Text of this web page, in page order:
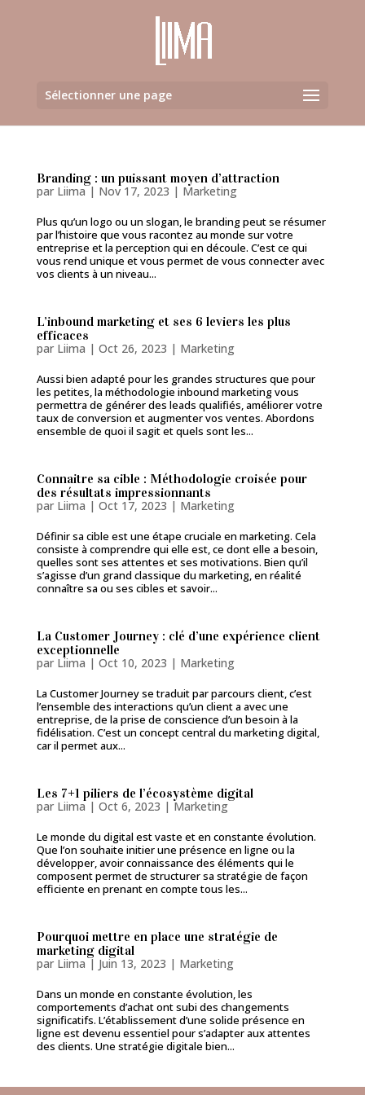
Sélectionner une page
Branding : un puissant moyen d’attraction
par Liima| Nov 17, 2023 | Marketing
Plus qu’un logo ou un slogan, le branding peut se résumer
par l’histoire que vous racontez au monde sur votre
entreprise et la perception qui en découle. C’est ce qui
vous rend unique et vous permet de vous connecter avec
vos clients à un niveau...
L’inbound marketing et ses 6 leviers les plus
efficaces
par Liima | Oct 26, 2023 | Marketing
Aussi bien adapté pour les grandes structures que pour
les petites, la méthodologie inbound marketing vous
permettra de générer des leads qualifiés, améliorer votre
taux de conversion et augmenter vos ventes. Abordons
ensemble de quoi il sagit et quels sont les...
Connaitre sa cible : Méthodologie croisée pour
des résultats impressionnants
par Liima | Oct 17, 2023 | Marketing
Définir sa cible est une étape cruciale en marketing. Cela
consiste à comprendre qui elle est, ce dont elle a besoin,
quelles sont ses attentes et ses motivations. Bien qu’il
s’agisse d’un grand classique du marketing, en réalité
connaître sa ou ses cibles et savoir...
La Customer Journey : clé d’une expérience client
exceptionnelle
par Liima | Oct 10, 2023 | Marketing
La Customer Journey se traduit par parcours client, c’est
l’ensemble des interactions qu’un client a avec une
entreprise, de la prise de conscience d’un besoin à la
fidélisation. C’est un concept central du marketing digital,
car il permet aux...
Les 7+1 piliers de l’écosystème digital
par Liima| Oct 6, 2023 | Marketing
Le monde du digital est vaste et en constante évolution.
Que l’on souhaite initier une présence en ligne ou la
développer, avoir connaissance des éléments qui le
composent permet de structurer sa stratégie de façon
efficiente en prenant en compte tous les...
Pourquoi mettre en place une stratégie de
marketing digital
par Liima| Juin 13, 2023 | Marketing
Dans un monde en constante évolution, les
comportements d’achat ont subi des changements
significatifs. L’établissement d’une solide présence en
ligne est devenu essentiel pour s’adapter aux attentes
des clients. Une stratégie digitale bien...